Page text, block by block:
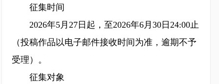
征集时间
2026年5月27日起，至2026年6月30日24:00止
（投稿作品以电子邮件接收时间为准，逾期不予
受理）。
征集对象